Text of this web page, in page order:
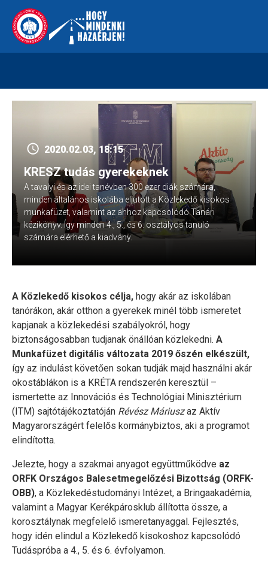
content
kreszvaltozas.hu
2020.02.03, 18:15
KRESZ tudás gyerekeknek
A tavalyi és az idei tanévben 300 ezer diák számára,
minden általános iskolába eljutott a Közlekedő kisokos
munkafüzet, valamint az ahhoz kapcsolódó Tanári
kézikönyv. Így minden 4., 5., és 6. osztályos tanuló
számára elérhető a kiadvány.
A Közlekedő kisokos célja, hogy akár az iskolában
tanórákon, akár otthon a gyerekek minél több ismeretet
kapjanak a közlekedési szabályokról, hogy
biztonságosabban tudjanak önállóan közlekedni. A
Munkafüzet digitális változata 2019 őszén elkészült,
így az indulást követően sokan tudják majd használni akár
okostáblákon is a KRÉTA rendszerén keresztül –
ismertette az Innovációs és Technológiai Minisztérium
(ITM) sajtótájékoztatóján Révész Máriuszaz Aktív
Magyarországért felelős kormánybiztos, aki a programot
elindította.
Jelezte, hogy a szakmai anyagot együttműködve az
ORFK Országos Balesetmegelőzési Bizottság (ORFK-
OBB), a Közlekedéstudományi Intézet, a Bringaakadémia,
valamint a Magyar Kerékpárosklub állította össze, a
korosztálynak megfelelő ismeretanyaggal. Fejlesztés,
hogy idén elindul a Közlekedő kisokoshoz kapcsolódó
Tudáspróba a 4., 5. és 6. évfolyamon.